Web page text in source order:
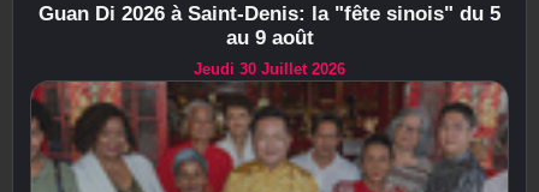
Guan Di 2026 à Saint-Denis: la "fête sinois" du 5
au 9 août
Jeudi 30 Juillet 2026